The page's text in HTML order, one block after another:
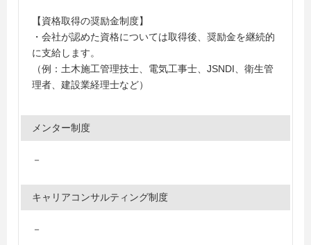
【資格取得の奨励金制度】
・会社が認めた資格については取得後、奨励金を継続的
に支給します。
（例：土木施工管理技士、電気工事士、JSNDI、衛生管
理者、建設業経理士など）
メンター制度
－
キャリアコンサルティング制度
－